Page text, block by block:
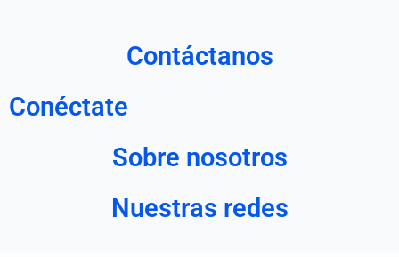
Contáctanos
Conéctate
Sobre nosotros
Nuestras redes